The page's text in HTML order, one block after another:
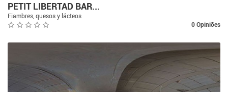
PETIT LIBERTAD BAR...
Fiambres, quesos y lácteos
0 Opiniões